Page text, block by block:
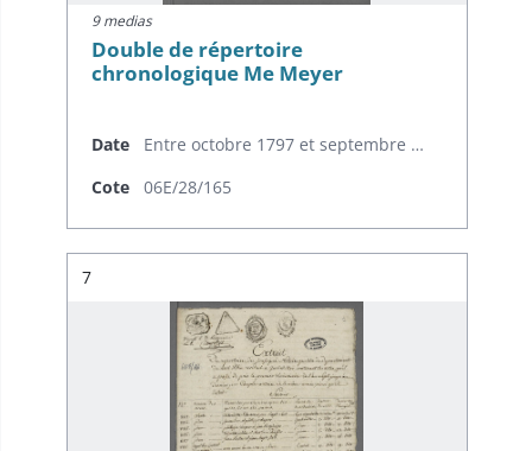
9 medias
Double de répertoire
chronologique Me Meyer
Date
Entre octobre 1797 et septembre 1798
Cote
06E/28/165
Résultat n°
7